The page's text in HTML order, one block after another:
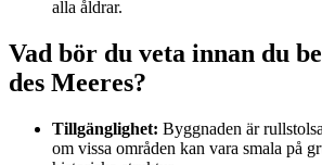
alla åldrar.
Vad bör du veta innan du
des Meeres?
Tillgänglighet: Byggnaden är
om vissa områden kan vara smala på